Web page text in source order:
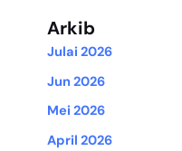
Arkib
Julai 2026
Jun 2026
Mei 2026
April 2026